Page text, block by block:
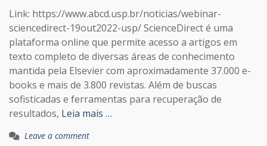
Link: https://www.abcd.usp.br/noticias/webinar-
sciencedirect-19out2022-usp/ ScienceDirect é uma
plataforma online que permite acesso a artigos em
texto completo de diversas áreas de conhecimento
mantida pela Elsevier com aproximadamente 37.000 e-
books e mais de 3.800 revistas. Além de buscas
sofisticadas e ferramentas para recuperação de
resultados, Leia mais …
Leave a comment